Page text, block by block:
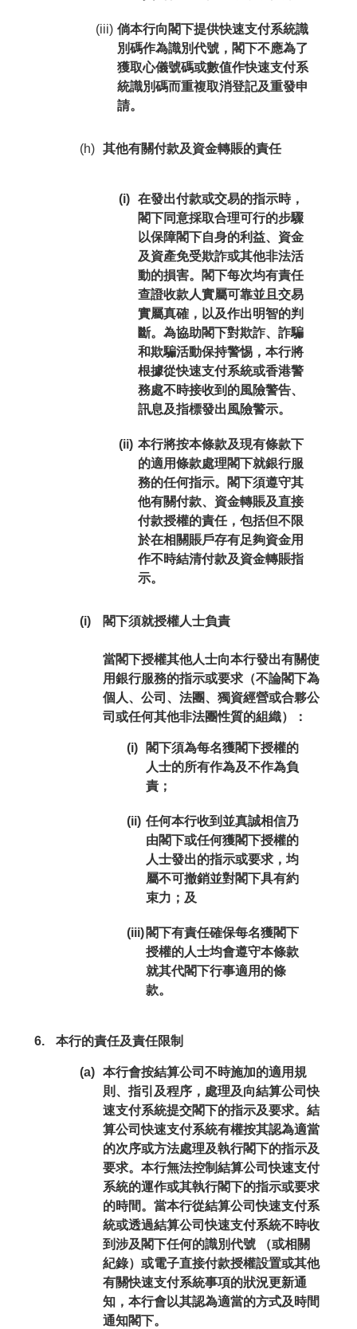
(iii) 倘本行向閣下提供快速支付系統識
別碼作為識別代號，閣下不應為了
獲取心儀號碼或數值作快速支付系
統識別碼而重複取消登記及重發申
請。
(h) 其他有關付款及資金轉賬的責任
(i)
在發出付款或交易的指示時，
閣下同意採取合理可行的步驟
以保障閣下自身的利益、資金
及資產免受欺詐或其他非法活
動的損害。閣下每次均有責任
查證收款人實屬可靠並且交易
實屬真確，以及作出明智的判
斷。為協助閣下對欺詐、詐騙
和欺騙活動保持警惕，本行將
根據從快速支付系統或香港警
務處不時接收到的風險警告、
訊息及指標發出風險警示。
(ii) 本行將按本條款及現有條款下
的適用條款處理閣下就銀行服
務的任何指示。閣下須遵守其
他有關付款、資金轉賬及直接
付款授權的責任，包括但不限
於在相關賬戶存有足夠資金用
作不時結清付款及資金轉賬指
示。
(i) 閣下須就授權人士負責
當閣下授權其他人士向本行發出有關使
用銀行服務的指示或要求（不論閣下為
個人、公司、法團、獨資經營或合夥公
司或任何其他非法團性質的組織）：
(i)
閣下須為每名獲閣下授權的
人士的所有作為及不作為負
責；
(ii) 任何本行收到並真誠相信乃
由閣下或任何獲閣下授權的
人士發出的指示或要求，均
屬不可撤銷並對閣下具有約
束力；及
(iii) 閣下有責任確保每名獲閣下
授權的人士均會遵守本條款
就其代閣下行事適用的條
款。
本行的責任及責任限制
(a) 本行會按結算公司不時施加的適用規
則、指引及程序，處理及向結算公司快
速支付系統提交閣下的指示及要求。結
算公司快速支付系統有權按其認為適當
的次序或方法處理及執行閣下的指示及
要求。本行無法控制結算公司快速支付
系統的運作或其執行閣下的指示或要求
的時間。當本行從結算公司快速支付系
統或透過結算公司快速支付系統不時收
到涉及閣下任何的識別代號 （或相關
紀錄）或電子直接付款授權設置或其他
有關快速支付系統事項的狀況更新通
知，本行會以其認為適當的方式及時間
通知閣下。